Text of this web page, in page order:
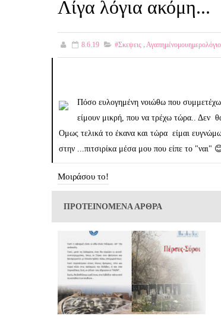
Λίγα λόγια ακόμη...
8.6.19 #σκεψεις ,Αγαπημένομουημερολόγιο
Πόσο ευλογημένη νοιώθω που
είμουν μικρή, που να τρέχω τώρα.. Δεν
Ομως τελικά το έκανα και τώρα είμαι
στην ...πιτσιρίκα μέσα μου που είπε το "ναι"
Μοιράσου το!
ΠΡΟΤΕΙΝΟΜΕΝΑ ΑΡΘΡΑ